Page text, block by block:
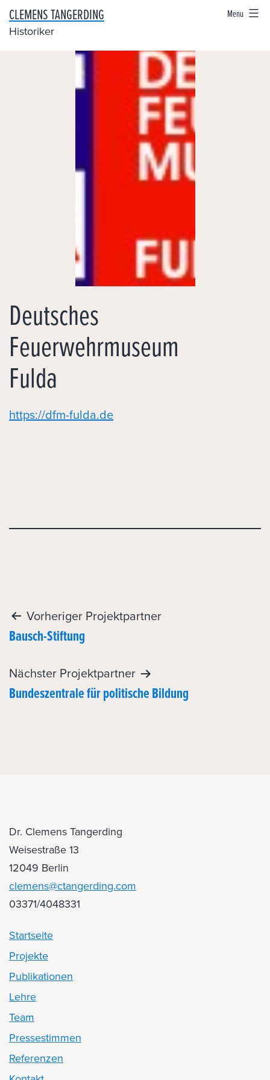
SkipCLEMENS TANGERDING
Historiker
Menu
Deutsches
Feuerwehrmuseum
Fulda
https://dfm-fulda.de
Post
navigation
Vorheriger Projektpartner
Bausch-Stiftung
Nächster Projektpartner
Bundeszentrale für politische Bildung
Dr. Clemens Tangerding
Weisestraße 13
12049 Berlin
clemens@ctangerding.com
03371/4048331
Startseite
Projekte
Publikationen
Lehre
Team
Pressestimmen
Referenzen